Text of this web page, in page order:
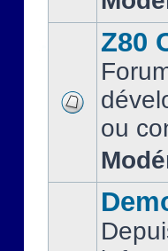
Z80
ou